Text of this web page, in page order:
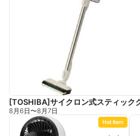
[TOSHIBA]サイクロン式スティック
8月6日〜8月7日
Hot Item